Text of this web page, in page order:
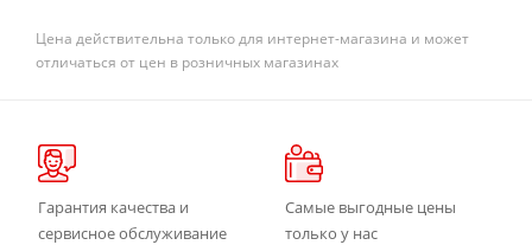
Цена действительна только для интернет-магазина и может
отличаться от цен в розничных магазинах
Гарантия качества и
сервисное обслуживание
Самые выгодные цены
только у нас